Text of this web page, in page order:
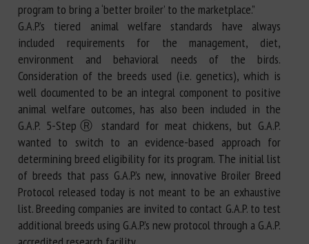
program to bring a ‘better broiler’ to the marketplace.”
G.A.P.’s tiered animal welfare standards have always
included requirements for the management, diet,
environment and behavioral needs of the birds.
Consideration of the breeds used (i.e. genetics), which is
well documented to be an integral component to positive
animal welfare outcomes, has also been included in the
G.A.P. 5-StepⓇ standard for meat chickens, but G.A.P.
wanted to switch to an evidence-based approach for
determining breed eligibility for its program. The initial list
of breeds that pass G.A.P.’s new, innovative Broiler Breed
Protocol released today is not meant to be an exhaustive
list. Breeding companies are invited to contact G.A.P. to test
additional breeds using G.A.P.’s new protocol through a G.A.P.